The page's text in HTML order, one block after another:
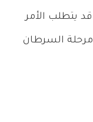
يتطلب الأمر
مرحلة السرطان